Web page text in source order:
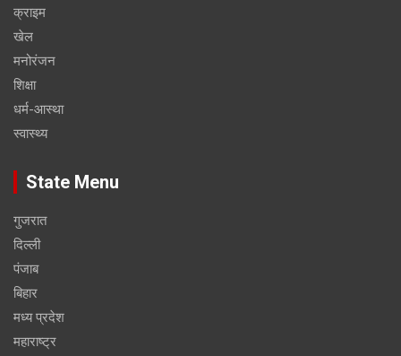
क्राइम
खेल
मनोरंजन
शिक्षा
धर्म-आस्था
स्वास्थ्य
State Menu
गुजरात
दिल्ली
पंजाब
बिहार
मध्य प्रदेश
महाराष्ट्र